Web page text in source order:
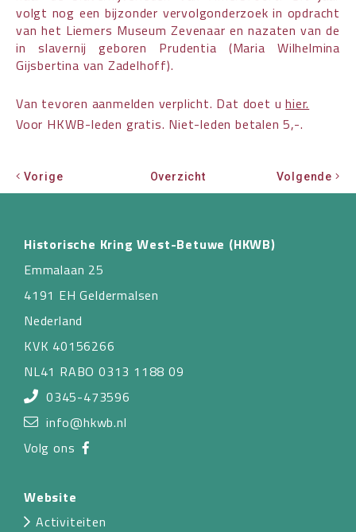
volgt nog een bijzonder vervolgonderzoek in opdracht
van het Liemers Museum Zevenaar en nazaten van de
in slavernij geboren Prudentia (Maria Wilhelmina
Gijsbertina van Zadelhoff).
Van tevoren aanmelden verplicht. Dat doet uhier.
Voor HKWB-leden gratis. Niet-leden betalen 5,-.
Vorige Overzicht Volgende
Historische Kring West-Betuwe (HKWB)
Emmalaan 25
4191 EH Geldermalsen
Nederland
KVK 40156266
NL41 RABO 0313 1188 09
0345-473596
info@hkwb.nl
Volg ons
Website
Activiteiten